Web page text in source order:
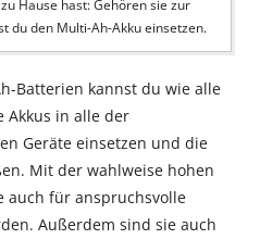
Hause hast: Gehören sie zur
du den Multi-Ah-Akku einsetzen.
Batterien kannst du wie alle
Akkus in alle der
Geräte einsetzen und die
Mit der wahlweise hohen
auch für anspruchsvolle
Außerdem sind sie auch